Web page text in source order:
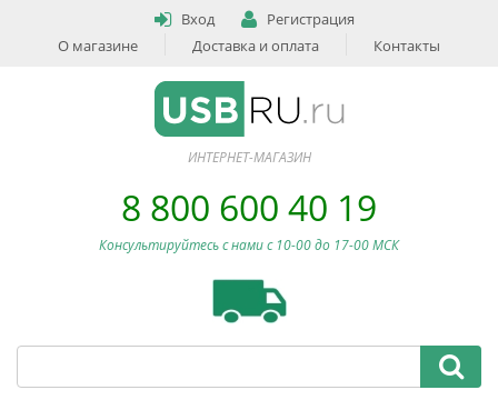
Вход
Регистрация
О магазине
Доставка и оплата Контакты
ИНТЕРНЕТ-МАГАЗИН
8 800 600 40 19
Консультируйтесь с нами c 10-00 до 17-00 МСК